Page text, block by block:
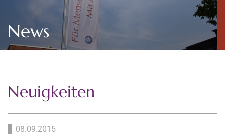
News
Neuigkeiten
08.09.2015